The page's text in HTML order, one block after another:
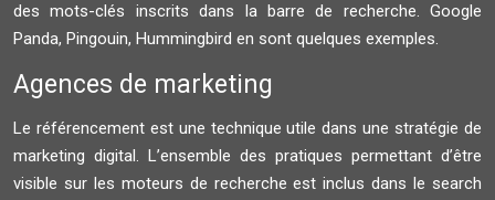
des mots-clés inscrits dans la barre de recherche. Google
Panda, Pingouin, Hummingbird en sont quelques exemples.
Agences de marketing
Le référencement est une technique utile dans une stratégie de
marketing digital. L’ensemble des pratiques permettant d’être
visible sur les moteurs de recherche est inclus dans le search